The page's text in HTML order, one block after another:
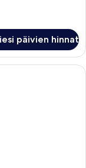
päivien hinnat
jossa on suuri sänky,